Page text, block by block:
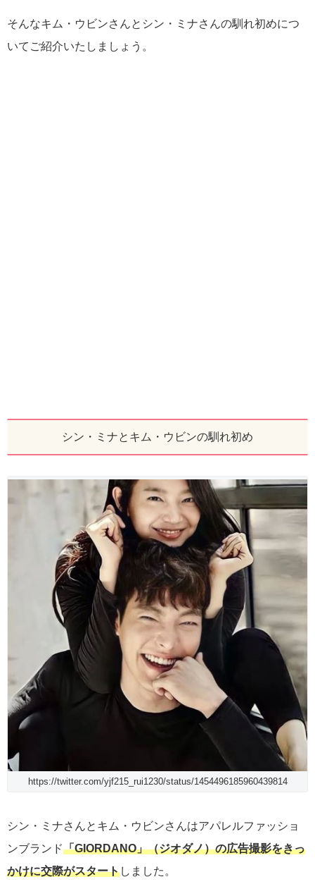
そんなキム・ウビンさんとシン・ミナさんの馴れ初めにつ
いてご紹介いたしましょう。
シン・ミナとキム・ウビンの馴れ初め
https://twitter.com/yjf215_rui1230/status/1454496185960439814
シン・ミナさんとキム・ウビンさんはアパレルファッショ
ンブランド「GIORDANO」（ジオダノ）の広告撮影をきっ
かけに交際がスタートしました。